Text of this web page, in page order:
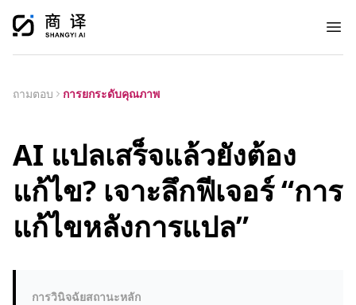
ถามตอบ การยกระดับคุณภาพ
AI แปลเสร็จแล้วยังต้อง
แก้ไข? เจาะลึกฟีเจอร์ “การ
แก้ไขหลังการแปล”
การวินิจฉัยสถานะหลัก